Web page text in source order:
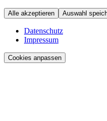
Alle akzeptieren Auswahl
Datenschutz
Impressum
Cookies anpassen